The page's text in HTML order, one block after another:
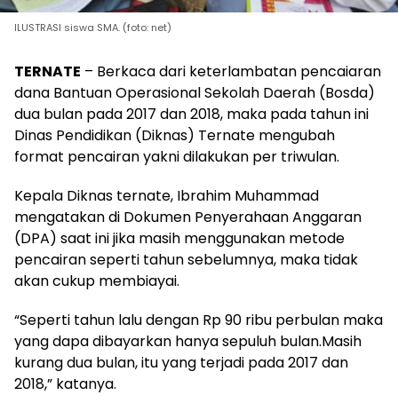
ILUSTRASI siswa SMA. (foto: net)
TERNATE – Berkaca dari keterlambatan pencaiaran
dana Bantuan Operasional Sekolah Daerah (Bosda)
dua bulan pada 2017 dan 2018, maka pada tahun ini
Dinas Pendidikan (Diknas) Ternate mengubah
format pencairan yakni dilakukan per triwulan.
Kepala Diknas ternate, Ibrahim Muhammad
mengatakan di Dokumen Penyerahaan Anggaran
(DPA) saat ini jika masih menggunakan metode
pencairan seperti tahun sebelumnya, maka tidak
akan cukup membiayai.
“Seperti tahun lalu dengan Rp 90 ribu perbulan maka
yang dapa dibayarkan hanya sepuluh bulan.Masih
kurang dua bulan, itu yang terjadi pada 2017 dan
2018,” katanya.